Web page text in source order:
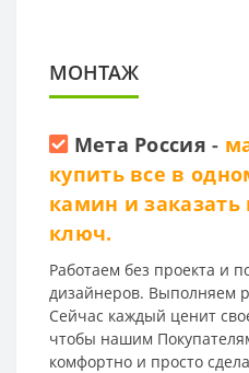
МОНТАЖ
Мета Россия -
купить все в
камин и
ключ.
Работаем без проекта и
дизайнеров. Выполняем
Сейчас каждый ценит
чтобы нашим
комфортно и просто